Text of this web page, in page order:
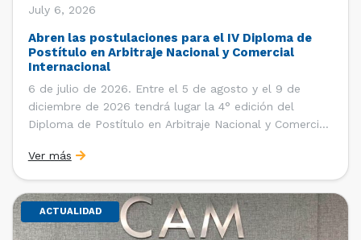
July 6, 2026
Abren las postulaciones para el IV Diploma de
Postítulo en Arbitraje Nacional y Comercial
Internacional
6 de julio de 2026. Entre el 5 de agosto y el 9 de
diciembre de 2026 tendrá lugar la 4° edición del
Diploma de Postítulo en Arbitraje Nacional y Comercial
Derecho Internacional de la Facultad de Derecho de la
Universidad de Chile y […]
Ver más
ACTUALIDAD